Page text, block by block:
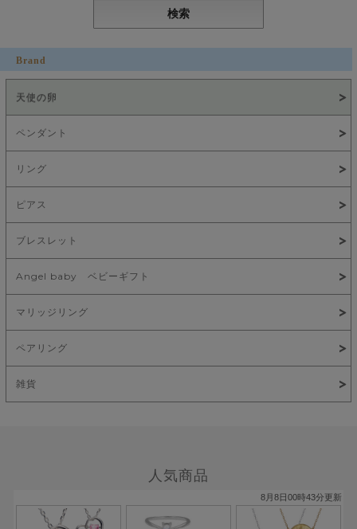
Brand
天使の卵
ペンダント
リング
ピアス
ブレスレット
Angel baby ベビーギフト
マリッジリング
ペアリング
雑貨
人気商品